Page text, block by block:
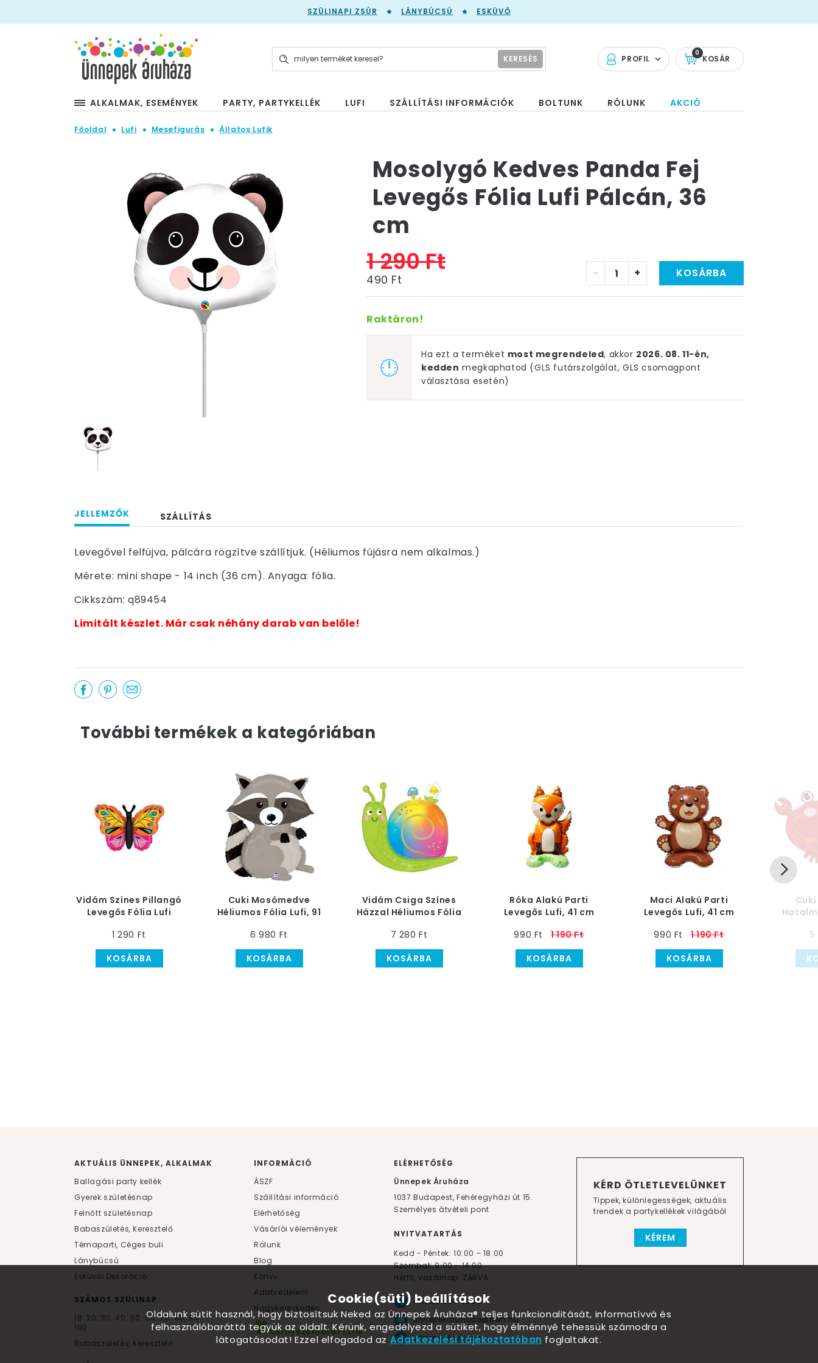
SZÜLINAPI ZSÚR LÁNYBÚCSÚ ESKÜVŐ
PROFIL KOSÁR
0
KERESÉS
ALKALMAK, ESEMÉNYEK PARTY, PARTYKELLÉK LUFI SZÁLLÍTÁSI INFORMÁCIÓK BOLTUNK RÓLUNK AKCIÓ
Főoldal Lufi Mesefigurás Állatos Lufik
Mosolygó Kedves Panda Fej
Levegős Fólia Lufi Pálcán, 36
cm
1 290 Ft
490 Ft - + KOSÁRBA
Raktáron!
Ha ezt a terméket most megrendeled, akkor 2026. 08. 11-én,
kedden megkaphatod (GLS futárszolgálat, GLS csomagpont
választása esetén)
JELLEMZŐK SZÁLLÍTÁS
Levegővel felfújva, pálcára rögzítve szállítjuk. (Héliumos fújásra nem alkalmas.)
Mérete: mini shape - 14 inch (36 cm). Anyaga: fólia.
Cikkszám: q89454
Limitált készlet. Már csak néhány darab van belőle!
További termékek a kategóriában
Vidám Színes Pillangó
Levegős Fólia Lufi
1 290 Ft
KOSÁRBA
Cuki Mosómedve
Héliumos Fólia Lufi, 91
6 980 Ft
KOSÁRBA
Vidám Csiga Színes
Házzal Héliumos Fólia
7 280 Ft
KOSÁRBA
Róka Alakú Parti
Levegős Lufi, 41 cm
990 Ft
1 190 Ft
KOSÁRBA
Maci Alakú Parti
Levegős Lufi, 41 cm
990 Ft
1 190 Ft
KOSÁRBA
KÉRD ÖTLETLEVELÜNKET
Tippek, különlegességek, aktuális
trendek a partykellékek világából
KÉREM
AKTUÁLIS ÜNNEPEK, ALKALMAK
Ballagási party kellék
Gyerek születésnap
Felnőtt születésnap
Babaszületés, Keresztelő
Témaparti, Céges buli
Lánybúcsú
Esküvői Dekoráció
SZÁMOS SZÜLINAP
18. 20. 30. 40. 50. 60.70.80.90.
100.
Babaszületés, Keresztelő
INFORMÁCIÓ
ÁSZF
Szállítási információ
Elérhetőség
Vásárlói vélemények
Rólunk
Blog
Könyv
Adatvédelem
Nagykereskedés
Környezetbarát lufik
ELÉRHETŐSÉG
Ünnepek Áruháza
1037 Budapest, Fehéregyházi út 15.
Személyes átvételi pont
NYITVATARTÁS
Kedd - Péntek: 10:00 - 18:00
Szombat: 9:00 - 14:00
Hétfő, vasárnap: ZÁRVA
+36 30 984 6955
unnepekaruhaza@bwh.hu
UnnepekAruhaza
Cookie(süti) beállítások
Oldalunk sütit használ, hogy biztosítsuk Neked az Ünnepek Áruháza® teljes funkcionalitását, informatívvá és
felhasználóbaráttá tegyük az oldalt. Kérünk, engedélyezd a sütiket, hogy élménnyé tehessük számodra a
látogatásodat! Ezzel elfogadod az Adatkezelési tájékoztatóban foglaltakat.